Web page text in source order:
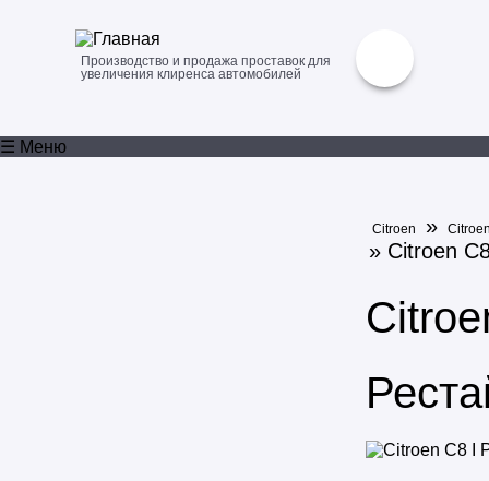
Производство и продажа проставок для
увеличения клиренса автомобилей
☰ Меню
Citroen »
» Citroen